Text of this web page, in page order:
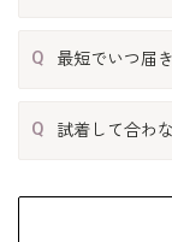
Q 最短でいつ届
Q 試着して合わ